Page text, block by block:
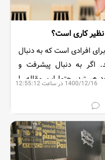
کاری است؟
1400/12/16 در ساعت 12:55:12
افرادی است که به دنبال
به دنبال پیشرفت و
هستید، حتما این مقاله را